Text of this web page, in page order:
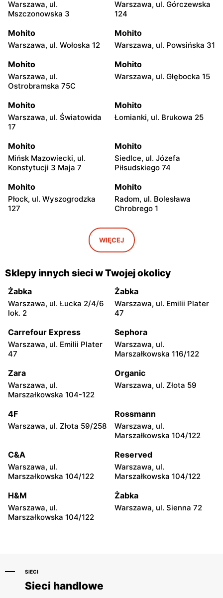
Warszawa, ul.
Mszczonowska 3
Warszawa, ul. Górczewska
124
Mohito
Warszawa, ul. Wołoska 12
Mohito
Warszawa, ul. Powsińska 31
Mohito
Warszawa, ul.
Ostrobramska 75C
Mohito
Warszawa, ul. Głębocka 15
Mohito
Warszawa, ul. Światowida
17
Mohito
Łomianki, ul. Brukowa 25
Mohito
Mińsk Mazowiecki, ul.
Konstytucji 3 Maja 7
Mohito
Siedlce, ul. Józefa
Piłsudskiego 74
Mohito
Płock, ul. Wyszogrodzka
127
Mohito
Radom, ul. Bolesława
Chrobrego 1
Grzecznarowskiego 28
Mohito
Ostrołęka, ul. Gen. Augusta
Emila Fieldorfa Nila 28
Mohito
Łódź al. Marsz. Józefa
Piłsudskiego 15/23
Mohito
Łódź, ul. Jana Karskiego 5
Mohito Mohito
Mohito
Piotrków Trybunalski, ul.
Mohito
Starachowice, ul. Ks.
Wyszyńskiego 14
Mohito
Kilińskiego 3
Mohito
Mohito Mohito
Pracy 34
Mohito
20
Mohito
Mohito Mohito
WIĘCEJ
Sklepy innych sieci w Twojej okolicy
Żabka
Warszawa, ul. Łucka 2/4/6
lok. 2
Żabka
Warszawa, ul. Emilii Plater
47
Carrefour Express
Warszawa, ul. Emilii Plater
47
Sephora
Warszawa, ul.
Marszałkowska 116/122
Zara
Warszawa, ul.
Marszałkowska 104-122
Organic
Warszawa, ul. Złota 59
4F
Warszawa, ul. Złota 59/258
Rossmann
Warszawa, ul.
Marszałkowska 104/122
C&A
Warszawa, ul.
Marszałkowska 104/122
Reserved
Warszawa, ul.
Marszałkowska 104/122
H&M
Warszawa, ul.
Marszałkowska 104/122
Żabka
Warszawa, ul. Sienna 72
SIECI
Sieci handlowe